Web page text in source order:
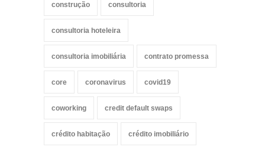
construção consultoria
consultoria hoteleira
consultoria imobiliária contrato promessa
core coronavirus covid19
coworking credit default swaps
crédito habitação crédito imobiliário